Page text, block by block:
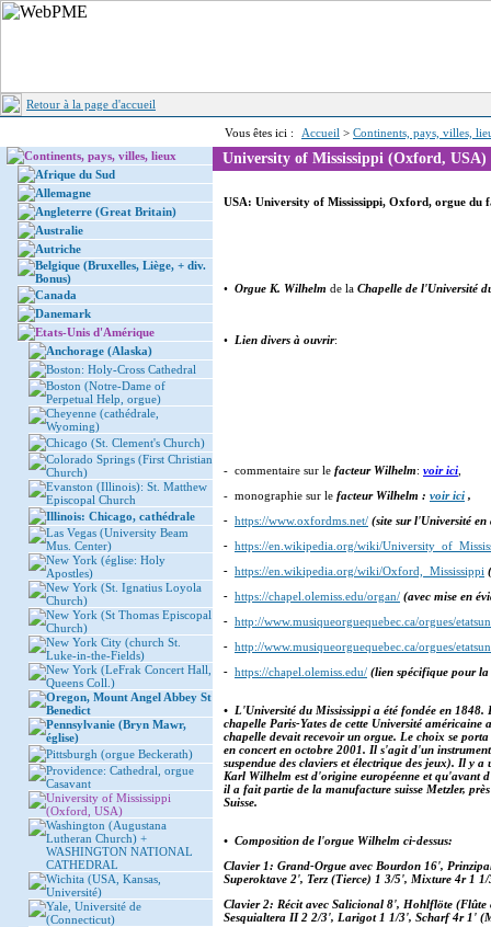
Retour à la page d'accueil
Vous êtes ici : Accueil > Continents, pays, villes,
Continents, pays, villes, lieux
Afrique du Sud
Allemagne
Angleterre (Great Britain)
Australie
Autriche
Belgique (Bruxelles, Liège, + div.
Bonus)
Canada
Danemark
Etats-Unis d'Amérique
Anchorage (Alaska)
Boston: Holy-Cross Cathedral
Boston (Notre-Dame of
Perpetual Help, orgue)
Cheyenne (cathédrale,
Wyoming)
Chicago (St. Clement's Church)
Colorado Springs (First Christian
Church)
Evanston (Illinois): St. Matthew
Episcopal Church
Illinois: Chicago, cathédrale
Las Vegas (University Beam
Mus. Center)
New York (église: Holy
Apostles)
New York (St. Ignatius Loyola
Church)
New York (St Thomas Episcopal
Church)
New York City (church St.
Luke-in-the-Fields)
New York (LeFrak Concert Hall,
Queens Coll.)
Oregon, Mount Angel Abbey St
Benedict
Pennsylvanie (Bryn Mawr,
église)
Pittsburgh (orgue Beckerath)
Providence: Cathedral, orgue
Casavant
University of Mississippi
(Oxford, USA)
Washington (Augustana
Lutheran Church) +
WASHINGTON NATIONAL
CATHEDRAL
Wichita (USA, Kansas,
Université)
Yale, Université de
(Connecticut)
University of Mississippi (Oxford, USA)
USA: University of Mississippi, Oxford, orgue du
• Orgue K. Wilhelm de la Chapelle de l'Université
• Lien divers à ouvrir:
- commentaire sur le facteur Wilhelm: voir ici
- monographie sur le facteur Wilhelm : voir ici ,
- https://www.oxfordms.net/ (site sur l'Université en
- https://en.wikipedia.org/wiki/
- https://en.wikipedia.org/wiki/Oxford,_Mississippi
- https://chapel.olemiss.edu/organ/ (avec mise en
- http://www.musiqueorguequebec.ca/orgues/
- http://www.musiqueorguequebec.ca/orgues/
- https://chapel.olemiss.edu/ (lien spécifique pour la
• L'Université du Mississippi a été fondée en 1848.
chapelle Paris-Yates de cette Université américaine
chapelle devait recevoir un orgue. Le choix se
en concert en octobre 2001. Il s'agit d'un
suspendue des claviers et électrique des jeux). Il y
Karl Wilhelm est d'origine européenne et qu'avant
il a fait partie de la manufacture suisse Metzler,
Suisse.
• Composition de l'orgue Wilhelm ci-dessus:
Clavier 1: Grand-Orgue avec Bourdon 16',
Superoktave 2', Terz (Tierce) 1 3/5', Mixture 4r 1
Clavier 2: Récitavec Salicional 8', Hohlflöte (Flûte
Sesquialtera II 2 2/3', Larigot 1 1/3', Scharf 4r 1'